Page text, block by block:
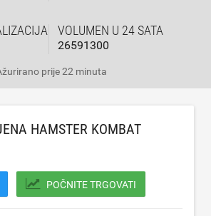
VOLUMEN U 24 SATA
26591300
prije 22 minuta
HAMSTER KOMBAT
POČNITE TRGOVATI